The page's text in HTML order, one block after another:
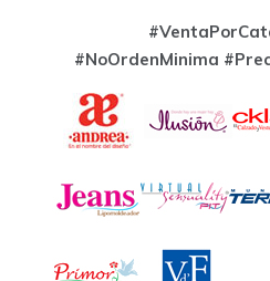
#NoOrdenMinima